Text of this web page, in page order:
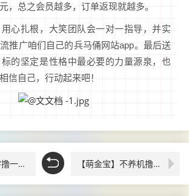
，总之会员越多，订单返现就越多。
心扎根，大笑团队会一对一指导，并实
推广咱们自己的兵马俑网站app。最后送
的坚定是性格中最必要的力量源泉，也
信自己，行动起来吧！
首码小蜜蜂，零撸一键拉新，团队裂变收益稳定 【萌金宝】不养机撸金币，持续放水